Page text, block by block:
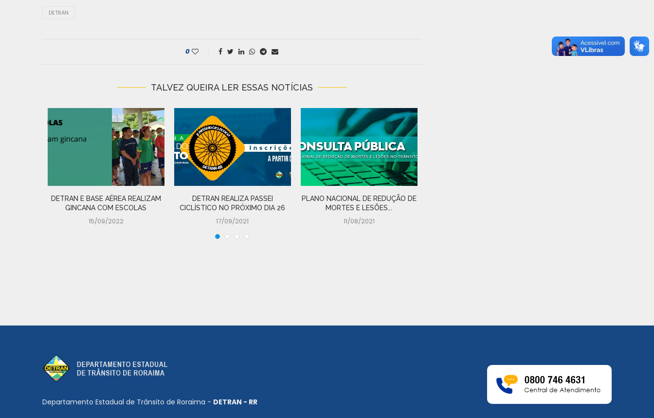
DETRAN
0
TALVEZ QUEIRA LER ESSAS NOTÍCIAS
DETRAN E BASE AÉREA REALIZAM
GINCANA COM ESCOLAS
15/09/2022
DETRAN REALIZA PASSEI
CICLÍSTICO NO PRÓXIMO DIA 26
17/09/2021
PLANO NACIONAL DE REDUÇÃO DE
MORTES E LESÕES...
11/08/2021
Departamento Estadual de Trânsito de Roraima - DETRAN - RR